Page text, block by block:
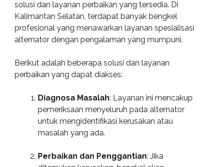
solusi dan layanan perbaikan yang tersedia. Di
Kalimantan Selatan, terdapat banyak bengkel
profesional yang menawarkan layanan spesialisasi
alternator dengan pengalaman yang mumpuni.
Berikut adalah beberapa solusi dan layanan
perbaikan yang dapat diakses:
Diagnosa Masalah: Layanan ini mencakup
pemeriksaan menyeluruh pada alternator
untuk mengidentifikasi kerusakan atau
masalah yang ada.
Perbaikan dan Penggantian: Jika